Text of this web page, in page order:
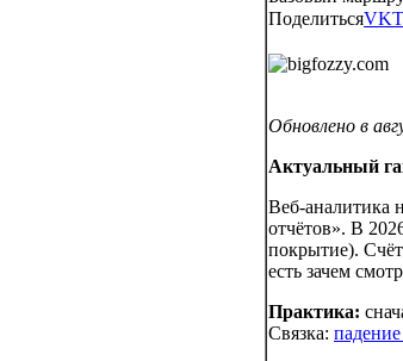
ПоделитьсяVK
Обновлено в
Актуальный
Веб-аналитика
отчётов». В
покрытие).
есть зачем
Практика:
Связка: